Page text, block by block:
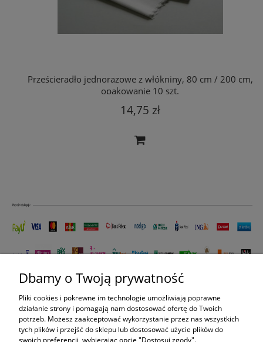
Prześcieradło jednorazowe z włókniny, 80 cm / 200 cm,
opakowanie 10 szt.
14,75 zł
ZAKUPY
POMOC
Dbamy o Twoją prywatność
Pliki cookies i pokrewne im technologie umożliwiają poprawne
działanie strony i pomagają nam dostosować ofertę do Twoich
potrzeb. Możesz zaakceptować wykorzystanie przez nas wszystkich
tych plików i przejść do sklepu lub dostosować użycie plików do
swoich preferencji, wybierając opcję "Dostosuj zgody".